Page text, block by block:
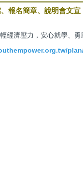
報名簡章、說明會文宣
濟壓力，安心就學、勇